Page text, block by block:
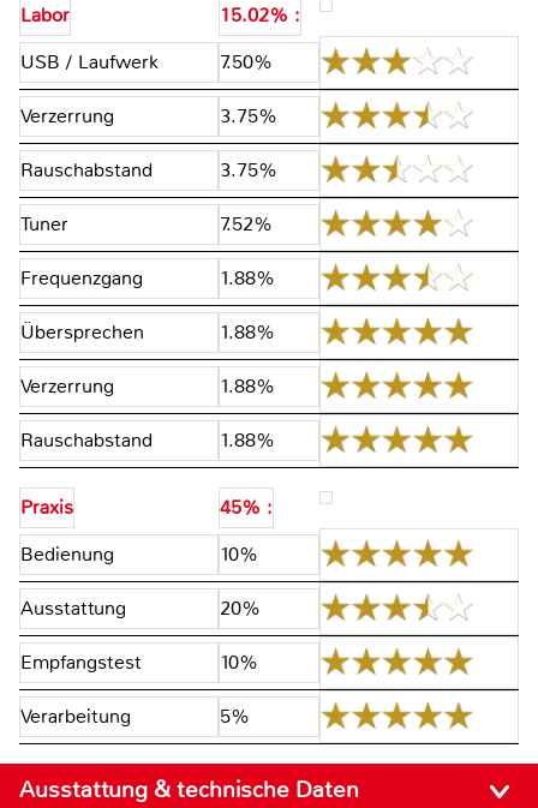
Labor
15.02% :
USB / Laufwerk
7.50%
Verzerrung 3.75%
Rauschabstand 3.75%
Tuner 7.52%
Frequenzgang 1.88%
Übersprechen 1.88%
Verzerrung 1.88%
Rauschabstand 1.88%
Praxis
45% :
Bedienung
10%
Ausstattung 20%
Empfangstest 10%
Verarbeitung 5%
Ausstattung & technische Daten